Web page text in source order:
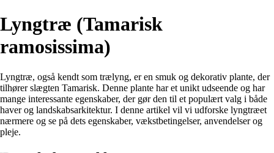
Lyngtræ (Tamarisk
ramosissima)
Lyngtræ, også kendt som trælyng, er en smuk og dekorativ plante, der
tilhører slægten Tamarisk. Denne plante har et unikt udseende og har
mange interessante egenskaber, der gør den til et populært valg i både
haver og landskabsarkitektur. I denne artikel vil vi udforske lyngtræet
nærmere og se på dets egenskaber, vækstbetingelser, anvendelser og
pleje.